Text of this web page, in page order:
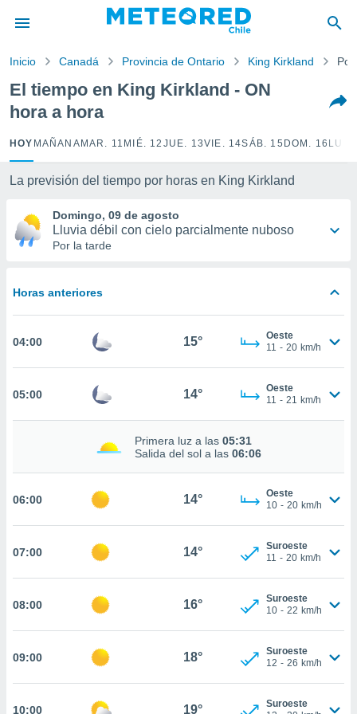
por
para
la
calidad.
a este
las
y
forma
basada
permite
coste.
a la
todas
ya sean
nos
en
perfil
y
Inicio Canadá Provincia de Ontario King Kirkland
El tiempo en King Kirkland - ON
hora a hora
HOY MAÑANA MAR. 11 MIÉ. 12 JUE. 13VIE. 14SÁB. 15 DOM. 16
La previsión del tiempo por horas en King Kirkland
Domingo, 09 de agosto
Lluvia débil con cielo parcialmente nuboso
Por la tarde
Horas anteriores
04:00 15°
Oeste
11 - 20 km/h
05:00 14°
Oeste
11 - 21 km/h
Primera luz a las 05:31
Salida del sol a las 06:06
06:00 14°
Oeste
10 - 20 km/h
07:00 14°
Suroeste
11 - 20 km/h
08:00 16°
Suroeste
10 - 22 km/h
09:00 18°
Suroeste
12 - 26 km/h
10:00 19°
Suroeste